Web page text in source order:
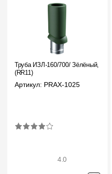
Труба ИЗЛ-160/700/ Зёлёный,
(RR11)
Артикул: PRAX-1025
4.0